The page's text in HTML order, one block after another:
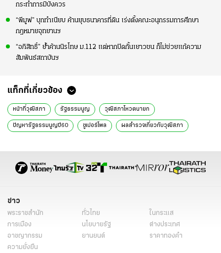
กระทำการมิบังควร
“พีมูฟ” บุกทำเนียบ ค้านยุบธนาคารที่ดิน เร่งตั้งคณะอนุกรรมการศึกษา
กฎหมายอุทยานฯ
“อภิสิทธิ์” ย้ำค้านนิรโทษ ม.112 แต่หากปิดกั้นเยาวชน ก็ไม่ช่วยแก้ความ
สัมพันธ์สถาบันฯ
แท็กที่เกี่ยวข้อง
หน้าที่วุฒิสภา รัฐธรรมนูญ วุฒิสภาโหวตนายก
ปัญหารัฐธรรมนูญปี60 ซูเปอร์โพล ผลสำรวจเกี่ยวกับวุฒิสภา
ข่าว
พระราชสำนัก ทั่วไทย
ในกระแส
การเมือง
นโยบายรัฐ
ต่างประเทศ
อาชญากรรม
ยานยนต์
ราคาทองคำ
ความยั่งยืน